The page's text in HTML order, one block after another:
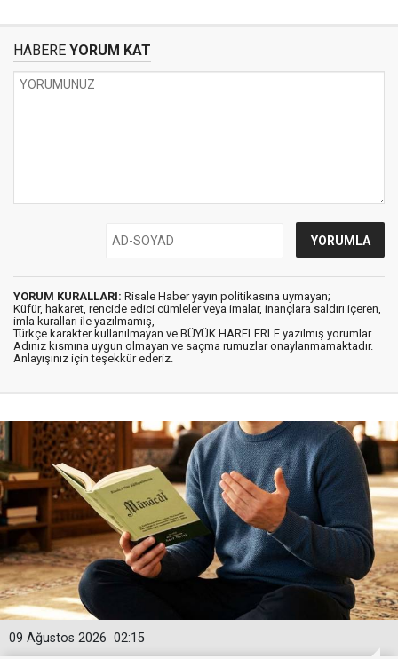
HABERE YORUM KAT
YORUM KURALLARI: Risale Haber yayın politikasına uymayan;
Küfür, hakaret, rencide edici cümleler veya imalar, inançlara saldırı içeren,
imla kuralları ile yazılmamış,
Türkçe karakter kullanılmayan ve BÜYÜK HARFLERLE yazılmış yorumlar
Adınız kısmına uygun olmayan ve saçma rumuzlar onaylanmamaktadır.
Anlayışınız için teşekkür ederiz.
02:15
09 Ağustos 2026